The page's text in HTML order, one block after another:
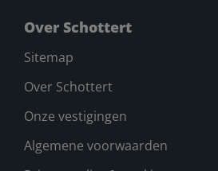
Over Schottert
Sitemap
Over Schottert
Onze vestigingen
Algemene voorwaarden